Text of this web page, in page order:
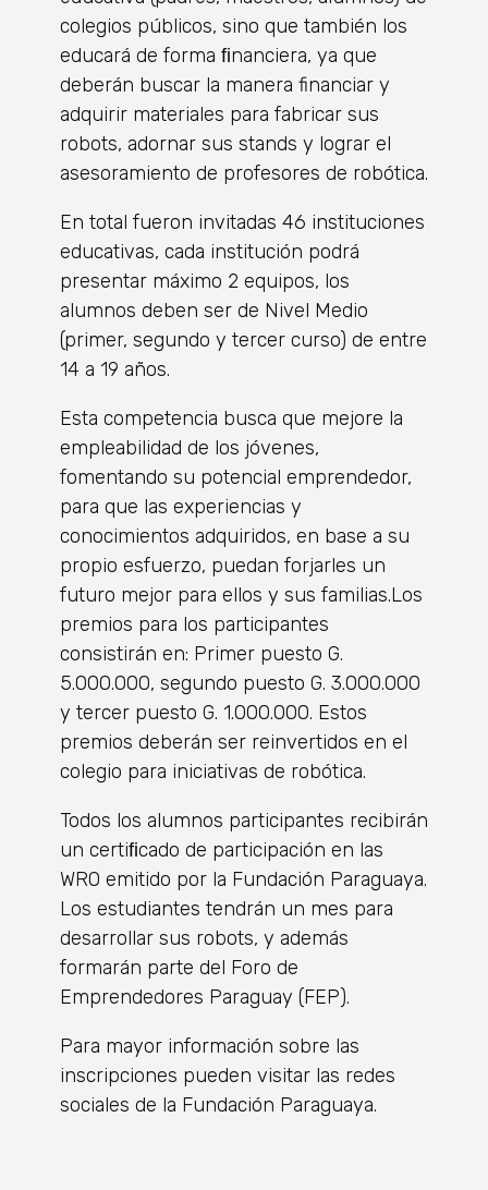
colegios públicos, sino que también los
educará de forma ﬁnanciera, ya que
deberán buscar la manera financiar y
adquirir materiales para fabricar sus
robots, adornar sus stands y lograr el
asesoramiento de profesores de robótica.
En total fueron invitadas 46 instituciones
educativas, cada institución podrá
presentar máximo 2 equipos, los
alumnos deben ser de Nivel Medio
(primer, segundo y tercer curso) de entre
14 a 19 años.
Esta competencia busca que mejore la
empleabilidad de los jóvenes,
fomentando su potencial emprendedor,
para que las experiencias y
conocimientos adquiridos, en base a su
propio esfuerzo, puedan forjarles un
futuro mejor para ellos y sus familias.Los
premios para los participantes
consistirán en: Primer puesto G.
5.000.000, segundo puesto G. 3.000.000
y tercer puesto G. 1.000.000. Estos
premios deberán ser reinvertidos en el
colegio para iniciativas de robótica.
Todos los alumnos participantes recibirán
un certiﬁcado de participación en las
WRO emitido por la Fundación Paraguaya.
Los estudiantes tendrán un mes para
desarrollar sus robots, y además
formarán parte del Foro de
Emprendedores Paraguay (FEP).
Para mayor información sobre las
inscripciones pueden visitar las redes
sociales de la Fundación Paraguaya.